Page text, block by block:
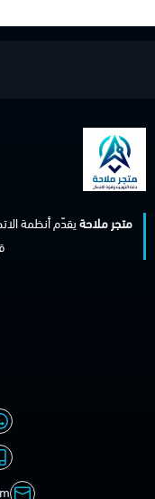
متجر ملاحةيقدّم أنظمة